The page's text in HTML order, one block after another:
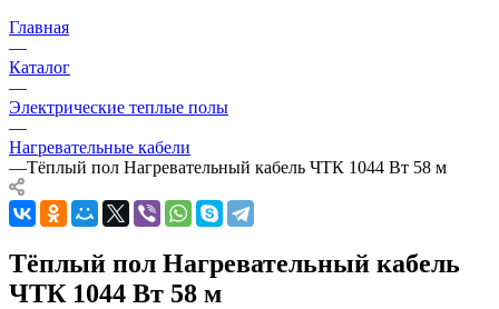
Главная
—
Каталог
—
Электрические теплые полы
—
Нагревательные кабели
—Тёплый пол Нагревательный кабель ЧТК 1044 Вт 58 м
Тёплый пол Нагревательный кабель
ЧТК 1044 Вт 58 м